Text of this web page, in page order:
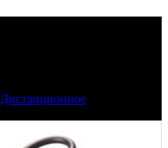
Дистанционное